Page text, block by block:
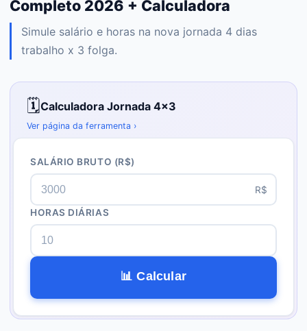
Completo 2026 + Calculadora
Simule salário e horas na nova jornada 4 dias
trabalho x 3 folga.
🗓️Calculadora Jornada 4x3
Ver página da ferramenta ›
SALÁRIO BRUTO (R$)
R$
HORAS DIÁRIAS
📊 Calcular